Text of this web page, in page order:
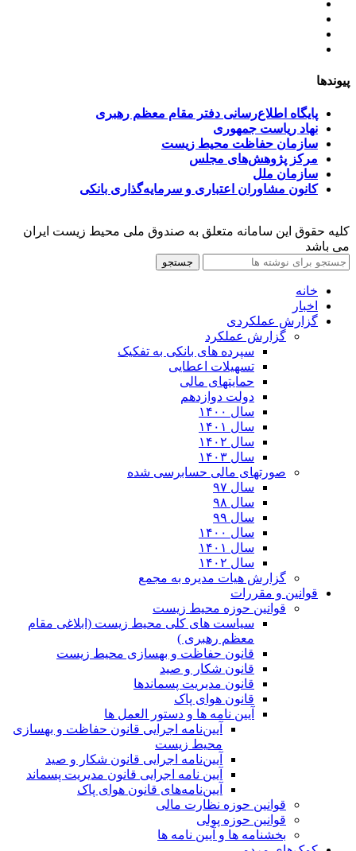
پیوندها
پایگاه اطلاع‌رسانی دفتر مقام معظم رهبری
نهاد ریاست جمهوری
سازمان حفاظت محیط زیست
مرکز پژوهش‌های مجلس
سازمان ملل
کانون مشاوران اعتباری و سرمایه‌گذاری بانکی
کلیه حقوق این سامانه متعلق به صندوق ملی محیط زیست ایران
می باشد
جستجو
خانه
اخبار
گزارش عملکردی
گزارش عملکرد
سپرده های بانکی به تفکیک
تسهیلات اعطایی
حمایتهای مالی
دولت دوازدهم
سال ۱۴۰۰
سال ۱۴۰۱
سال ۱۴۰۲
سال ۱۴۰۳
صورتهای مالی حسابرسی شده
سال ۹۷
سال ۹۸
سال ۹۹
سال ۱۴۰۰
سال ۱۴۰۱
سال ۱۴۰۲
گزارش هیات مدیره به مجمع
قوانین و مقررات
قوانین حوزه محیط زیست
ﺳﯿﺎﺳﺖ ﻫﺎی ﮐﻠﯽ ﻣﺤﯿﻂ زﯾﺴﺖ (ابلاغی مقام
معظم رهبری )
قانون حفاظت و بهسازی محیط زیست
قانون شکار و صید
قانون مدیریت پسماندها
قانون هوای پاک
آیین نامه ها و دستور العمل ها
آیین‌نامه اجرایی قانون حفاظت و بهسازی
محیط زیست
آیین‌نامه اجرایی قانون شکار و صید
آیین نامه اجرایی قانون مدیریت پسماند
آیین‌نامه‌های قانون هوای پاک
قوانین حوزه نظارت مالی
قوانین حوزه پولی
بخشنامه ها و آیین نامه ها